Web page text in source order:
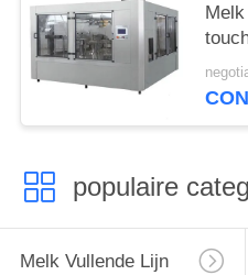
populaire
Melk Vullende Lijn